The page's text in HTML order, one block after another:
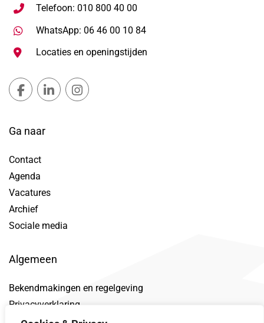
Telefoon: 010 800 40 00
WhatsApp: 06 46 00 10 84Stuur WhatsApp bericht,
Locaties en openingstijden
Gemeente Lansingerland Facebook, opent in nieuw
Gemeente Lansingerland LinkedIn, opent in
Ga naar
Contact
Agenda
Vacatures
Archief
Sociale media
Algemeen
Bekendmakingen en regelgeving
Privacyverklaring